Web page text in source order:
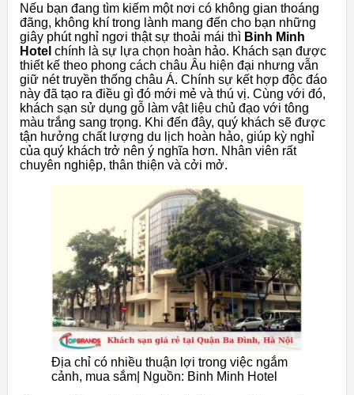
Nếu bạn đang tìm kiếm một nơi có không gian thoáng
đãng, không khí trong lành mang đến cho bạn những
giây phút nghỉ ngơi thật sự thoải mái thì Binh Minh
Hotel chính là sự lựa chọn hoàn hảo. Khách sạn được
thiết kế theo phong cách châu Âu hiện đại nhưng vẫn
giữ nét truyền thống châu Á. Chính sự kết hợp độc đáo
này đã tạo ra điều gì đó mới mẻ và thú vị. Cùng với đó,
khách sạn sử dụng gỗ làm vật liệu chủ đạo với tông
màu trắng sang trọng. Khi đến đây, quý khách sẽ được
tận hưởng chất lượng du lịch hoàn hảo, giúp kỳ nghỉ
của quý khách trở nên ý nghĩa hơn. Nhân viên rất
chuyên nghiệp, thân thiện và cởi mở.
Địa chỉ có nhiều thuận lợi trong việc ngắm
cảnh, mua sắm| Nguồn: Binh Minh Hotel